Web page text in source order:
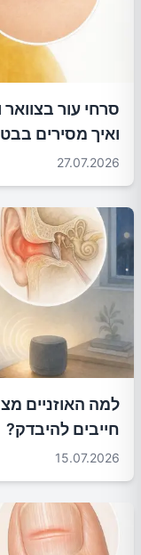
סרחי עור
ואיך מסירים
27.07.2026
למה האוזניים
חייבים להיבדק?
15.07.2026